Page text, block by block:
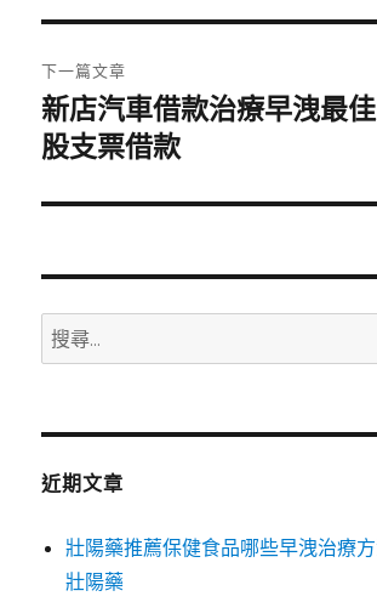
覽
文
章:
下一篇文章
下
一
文
新店汽車借款治療早洩最
股支票借款
搜
尋
鍵
近期文章
壯陽藥推薦保健食品哪些早洩治療
壯陽藥